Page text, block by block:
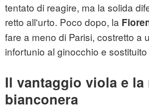
tentato di reagire, ma la solida
retto all'urto. Poco dopo, la
fare a meno di Parisi, costretto a
infortunio al ginocchio e
Il vantaggio viola e la
bianconera